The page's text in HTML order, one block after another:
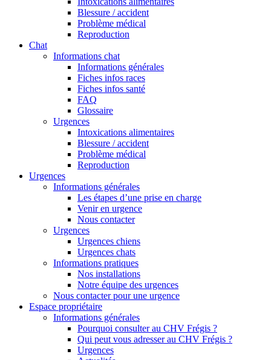
Blessure / accident
Problème médical
Reproduction
Chat
Informations chat
Informations générales
Fiches infos races
Fiches infos santé
FAQ
Glossaire
Urgences
Intoxications alimentaires
Blessure / accident
Problème médical
Reproduction
Urgences
Informations générales
Les étapes d’une prise en charge
Venir en urgence
Nous contacter
Urgences
Urgences chiens
Urgences chats
Informations pratiques
Nos installations
Notre équipe des urgences
Nous contacter pour une urgence
Espace propriétaire
Informations générales
Pourquoi consulter au CHV Frégis ?
Qui peut vous adresser au CHV Frégis ?
Urgences